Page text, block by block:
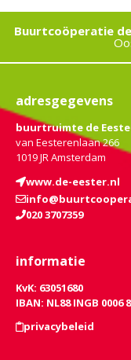
Buurtcoöperatie
adresgegevens
buurtruimte de
van Eesterenlaan 266
1019 JR Amsterdam
www.de-eester.nl
020 3707359
informatie
KvK: 63051680
IBAN: NL88 INGB 0006
privacybeleid